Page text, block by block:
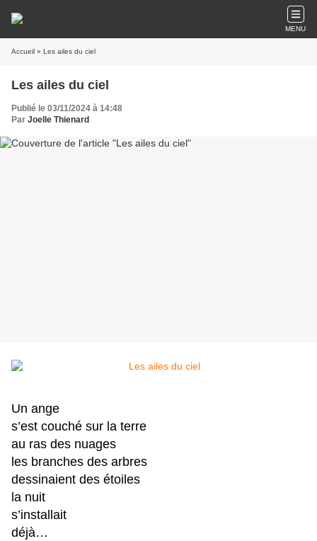
MENU
Accueil » Les ailes du ciel
Les ailes du ciel
Publié le 03/11/2024 à 14:48
Par Joelle Thienard
Un ange
s’est couché sur la terre
au ras des nuages
les branches des arbres
dessinaient des étoiles
la nuit
s’installait
déjà…